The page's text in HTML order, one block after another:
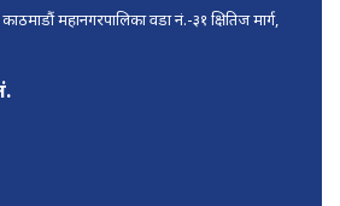
महानगरपालिका वडा नं.-३१ क्षितिज मार्ग,